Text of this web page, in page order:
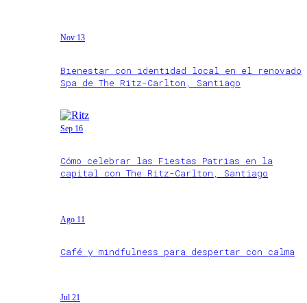
Nov 13
Bienestar con identidad local en el renovado
Spa de The Ritz-Carlton, Santiago
Sep 16
Cómo celebrar las Fiestas Patrias en la
capital con The Ritz-Carlton, Santiago
Ago 11
Café y mindfulness para despertar con calma
Jul 21